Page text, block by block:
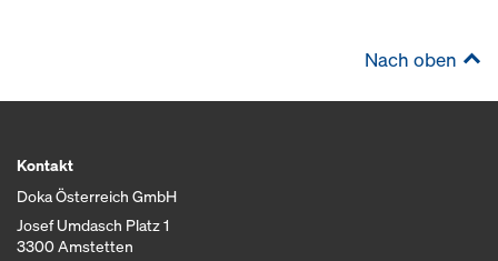
Nach oben
Kontakt
Doka Österreich GmbH
Josef Umdasch Platz 1
3300 Amstetten